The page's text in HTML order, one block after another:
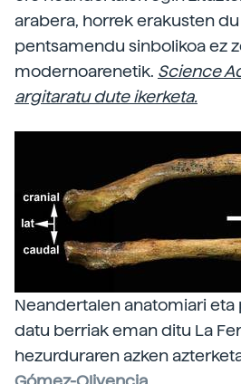
arabera, horrek erakusten
pentsamendu sinbolikoa ez
modernoarenetik. Science
argitaratu dute ikerketa.
Neandertalen anatomiari
datu berriak eman ditu La
hezurduraren azken